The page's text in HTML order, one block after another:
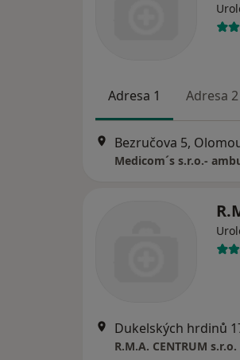
Adresa 1 Adresa 2
Bezručova 5,
Medicom´s s.r.o.-
Dukelských hrdinů
R.M.A. CENTRUM s.r.o.